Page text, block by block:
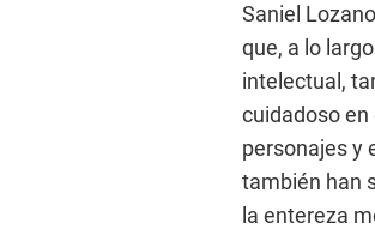
Saniel
que, a lo
intelectual,
cuidadoso en
personajes y
también han
la entereza